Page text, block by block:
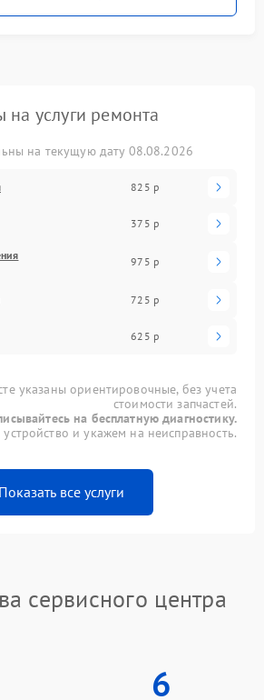
на услуги ремонта
на текущую дату 08.08.2026
825 р
375 р
975 р
725 р
625 р
указаны ориентировочные, без учета
стоимости запчастей.
на бесплатную диагностику.
и укажем на неисправность.
Показать все услуги
сервисного центра
6